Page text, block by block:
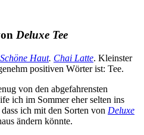
Deluxe Tee
Schöne Haut. Chai Latte. Kleinster
positiven Wörter ist: Tee.
von den abgefahrensten
ich im Sommer eher selten ins
ich mit den Sorten von Deluxe
ändern könnte.